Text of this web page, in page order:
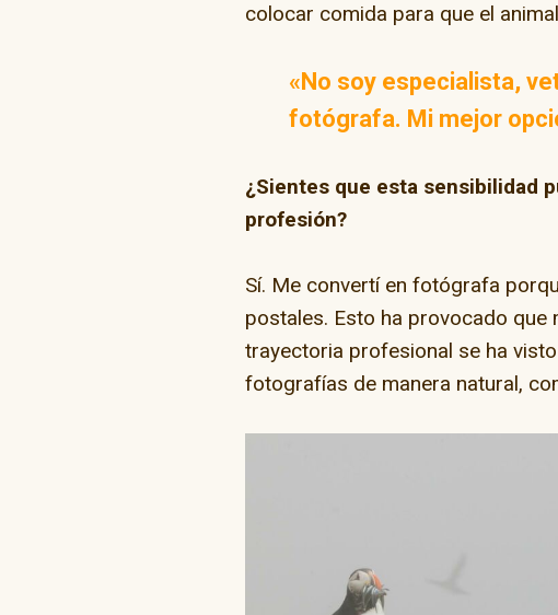
colocar comida para que el
«No soy especialista,
fotógrafa. Mi mejor
¿Sientes que esta sensibilidad
profesión?
Sí. Me convertí en fotógrafa
postales. Esto ha provocado que
trayectoria profesional se ha
fotografías de manera natural,